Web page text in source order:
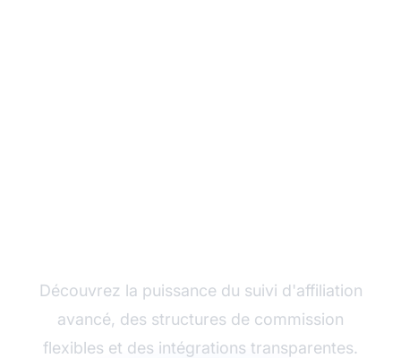
Découvrez la puissance du suivi d'affiliation
avancé, des structures de commission
flexibles et des intégrations transparentes.